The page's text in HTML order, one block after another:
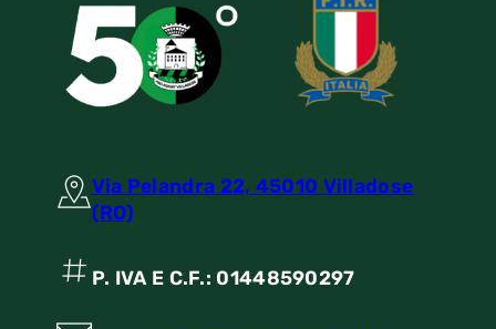
Via Pelandra 22, 45010 Villadose
(RO)
P. IVA E C.F.: 01448590297